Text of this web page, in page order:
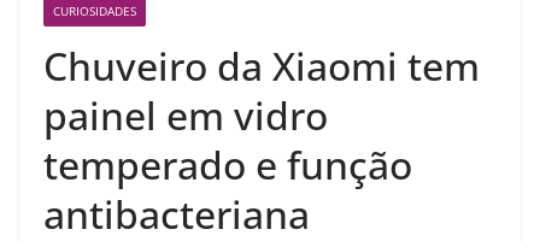
CURIOSIDADES
Chuveiro da Xiaomi tem
painel em vidro
temperado e função
antibacteriana